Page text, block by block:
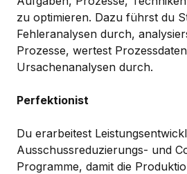
zu optimieren. Dazu führst du
Fehleranalysen durch,
Prozesse, wertest
Ursachenanalysen durch.
Perfektionist
Du erarbeitest
Ausschussreduzierungs- und
Programme, damit die